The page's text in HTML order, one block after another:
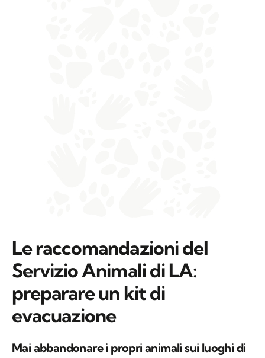
Le raccomandazioni del
Servizio Animali di LA:
preparare un kit di
evacuazione
Mai abbandonare i propri animali sui luoghi di